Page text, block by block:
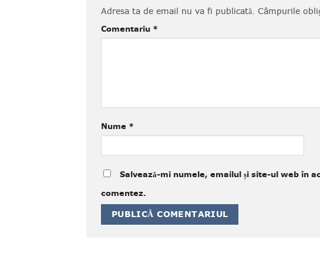
Adresa ta de email nu va fi publicată. Câmpurile
Comentariu *
Nume *
Salvează-mi numele, emailul și site-ul web în
comentez.